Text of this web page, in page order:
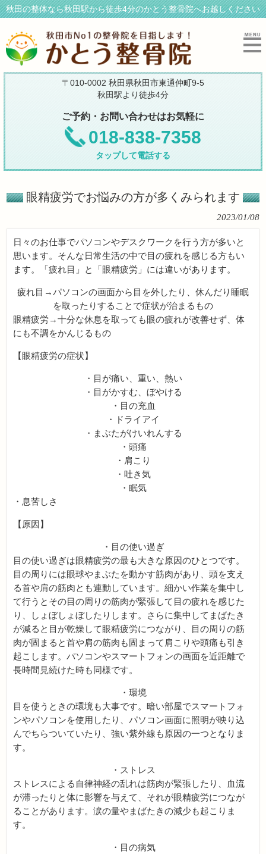
秋田の整体なら秋田駅から徒歩4分のかとう整骨院へお越しください
〒010-0002 秋田県秋田市東通仲町9-5
秋田駅より徒歩4分
ご予約・お問い合わせはお気軽に
018-838-7358
タップして電話する
眼精疲労でお悩みの方が多くみられます
2023/01/08
日々のお仕事でパソコンやデスクワークを行う方が多いと
思います。そんな日常生活の中で目の疲れを感じる方もい
ます。「疲れ目」と「眼精疲労」には違いがあります。
疲れ目→パソコンの画面から目を外したり、休んだり睡眠
を取ったりすることで症状が治まるもの
眼精疲労→十分な休息を取っても眼の疲れが改善せず、体
にも不調をかんじるもの
【眼精疲労の症状】
・目が痛い、重い、熱い
・目がかすむ、ぼやける
・目の充血
・ドライアイ
・まぶたがけいれんする
・頭痛
・肩こり
・吐き気
・眠気
・息苦しさ
【原因】
・目の使い過ぎ
目の使い過ぎは眼精疲労の最も大きな原因のひとつです。
目の周りには眼球やまぶたを動かす筋肉があり、頭を支え
る首や肩の筋肉とも連動しています。細かい作業を集中し
て行うとその目の周りの筋肉が緊張して目の疲れを感じた
り、しょぼしょぼしたりします。さらに集中してまばたき
が減ると目が乾燥して眼精疲労につながり、目の周りの筋
肉が固まると首や肩の筋肉も固まって肩こりや頭痛も引き
起こします。パソコンやスマートフォンの画面を近距離で
長時間見続けた時も同様です。
・環境
目を使うときの環境も大事です。暗い部屋でスマートフォ
ンやパソコンを使用したり、パソコン画面に照明が映り込
んでちらついていたり、強い紫外線も原因の一つとなりま
す。
・ストレス
ストレスによる自律神経の乱れは筋肉が緊張したり、血流
が滞ったりと体に影響を与えて、それが眼精疲労につなが
ることがあります。涙の量やまばたきの減少も起こりま
す。
・目の病気